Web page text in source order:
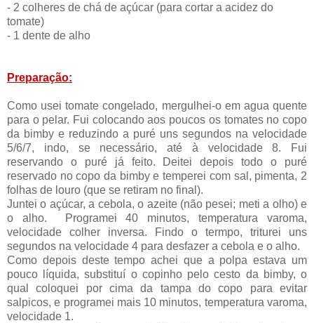
- 2 colheres de chá de açúcar (para cortar a acidez do
tomate)
- 1 dente de alho
Preparação:
Como usei tomate congelado, mergulhei-o em agua quente
para o pelar. Fui colocando aos poucos os tomates no copo
da bimby e reduzindo a puré uns segundos na velocidade
5/6/7, indo, se necessário, até à velocidade 8. Fui
reservando o puré já feito. Deitei depois todo o puré
reservado no copo da bimby e temperei com sal, pimenta, 2
folhas de louro (que se retiram no final).
Juntei o açúcar, a cebola, o azeite (não pesei; meti a olho) e
o alho. Programei 40 minutos, temperatura varoma,
velocidade colher inversa. Findo o termpo, triturei uns
segundos na velocidade 4 para desfazer a cebola e o alho.
Como depois deste tempo achei que a polpa estava um
pouco líquida, substituí o copinho pelo cesto da bimby, o
qual coloquei por cima da tampa do copo para evitar
salpicos, e programei mais 10 minutos, temperatura varoma,
velocidade 1.